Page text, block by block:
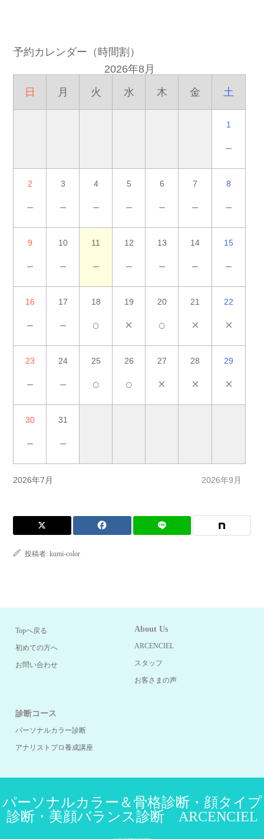
予約カレンダー（時間割）
2026年8月
日
月 火 水 木 金 土
1
－
2
－
3
－
4
－
5
－
6
－
7
－
8
－
9
－
10
－
11
－
12
－
13
－
14
－
15
－
16
－
17
－
18
○
19
×
20
○
21
×
22
×
23
－
24
－
25
○
26
○
27
×
28
×
29
×
30
－
31
－
2026年7月 2026年9月
投稿者: kumi-color
Topへ戻る
初めての方へ
お問い合わせ
About Us
ARCENCIEL
スタッフ
お客さまの声
診断コース
パーソナルカラー診断
アナリストプロ養成講座
パーソナルカラー＆骨格診断・顔タイプ
診断・美顔バランス診断 ARCENCIEL